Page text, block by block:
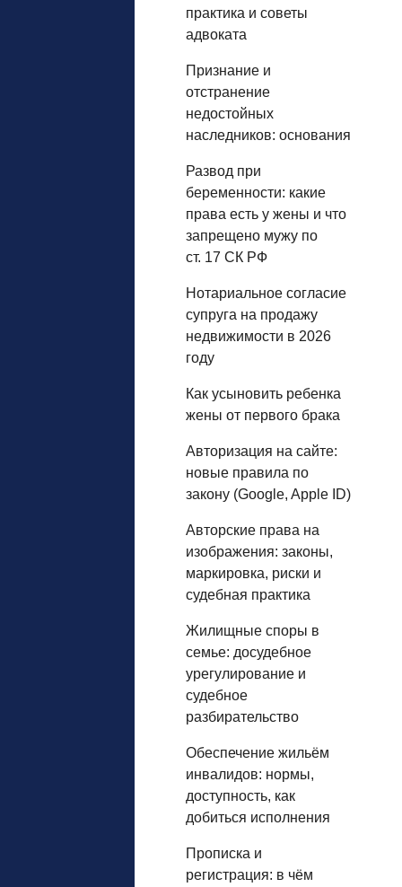
практика и советы
адвоката
Признание и
отстранение
недостойных
наследников: основания
Развод при
беременности: какие
права есть у жены и что
запрещено мужу по
ст. 17 СК РФ
Нотариальное согласие
супруга на продажу
недвижимости в 2026
году
Как усыновить ребенка
жены от первого брака
Авторизация на сайте:
новые правила по
закону (Google, Apple ID)
Авторские права на
изображения: законы,
маркировка, риски и
судебная практика
Жилищные споры в
семье: досудебное
урегулирование и
судебное
разбирательство
Обеспечение жильём
инвалидов: нормы,
доступность, как
добиться исполнения
Прописка и
регистрация: в чём